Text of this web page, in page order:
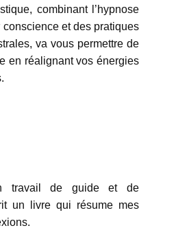
​combinant l’hypnose
et des pratiques
va vous permettre de
en réalignant vos énergies
travail de guide et de
un livre qui résume mes